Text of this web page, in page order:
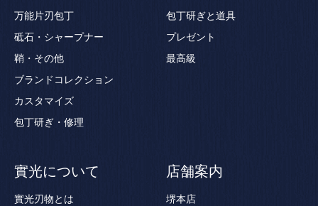
万能片刃包丁
砥石・シャープナー
鞘・その他
ブランドコレクション
カスタマイズ
包丁研ぎ・修理
包丁研ぎと道具
プレゼント
最高級
實光について
實光刃物とは
店舗案内
堺本店